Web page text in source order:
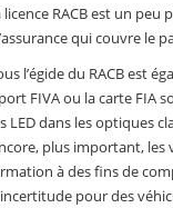
RACB est un peu
qui couvre le
l’égide du RACB est
FIVA ou la carte FIA
dans les optiques
plus important, les
à des fins de
pour des